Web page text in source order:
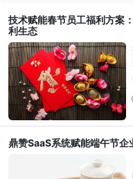
技术赋能春节员工福利方案
利生态
鼎赞SaaS系统赋能端午节企